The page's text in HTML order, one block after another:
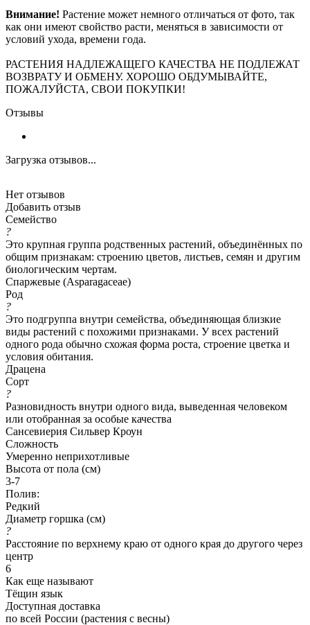
Внимание! Растение может немного отличаться от фото, так
как они имеют свойство расти, меняться в зависимости от
условий ухода, времени года.
РАСТЕНИЯ НАДЛЕЖАЩЕГО КАЧЕСТВА НЕ ПОДЛЕЖАТ
ВОЗВРАТУ И ОБМЕНУ. ХОРОШО ОБДУМЫВАЙТЕ,
ПОЖАЛУЙСТА, СВОИ ПОКУПКИ!
Отзывы
Загрузка отзывов...
Нет отзывов
Добавить отзыв
Семейство
?
Это крупная группа родственных растений, объединённых по
общим признакам: строению цветов, листьев, семян и другим
биологическим чертам.
Спаржевые (Asparagaceae)
Род
?
Это подгруппа внутри семейства, объединяющая близкие
виды растений с похожими признаками. У всех растений
одного рода обычно схожая форма роста, строение цветка и
условия обитания.
Драцена
Сорт
?
Разновидность внутри одного вида, выведенная человеком
или отобранная за особые качества
Сансевиерия Сильвер Кроун
Сложность
Умеренно неприхотливые
Высота от пола (см)
3-7
Полив:
Редкий
Диаметр горшка (см)
?
Расстояние по верхнему краю от одного края до другого через
центр
6
Как еще называют
Тёщин язык
Доступная доставка
по всей России (растения с весны)